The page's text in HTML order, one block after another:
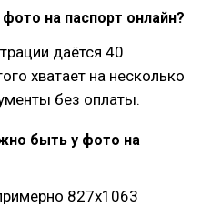
на паспорт онлайн?
даётся 40
хватает на несколько
без оплаты.
быть у фото на
827х1063